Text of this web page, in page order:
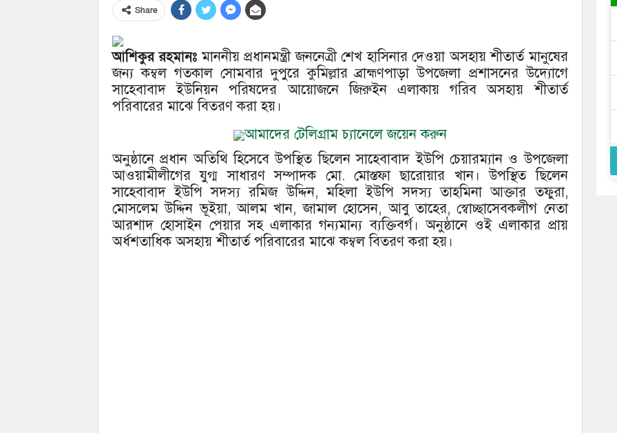
Share
আশিকুর রহমানঃ মাননীয় প্রধানমন্ত্রী জননেত্রী শেখ হাসিনার দেওয়া অসহায় শীতার্ত মানুষের
জন্য কম্বল গতকাল সোমবার দুপুরে কুমিল্লার ব্রাহ্মণপাড়া উপজেলা প্রশাসনের উদ্যোগে
সাহেবাবাদ ইউনিয়ন পরিষদের আয়োজনে জিরুইন এলাকায় গরিব অসহায় শীতার্ত
পরিবারের মাঝে বিতরণ করা হয়।
আমাদের টেলিগ্রাম চ্যানেলে জয়েন করুন
অনুষ্ঠানে প্রধান অতিথি হিসেবে উপস্থিত ছিলেন সাহেবাবাদ ইউপি চেয়ারম্যান ও উপজেলা
আওয়ামীলীগের যুগ্ম সাধারণ সম্পাদক মো. মোস্তফা ছারোয়ার খান। উপস্থিত ছিলেন
সাহেবাবাদ ইউপি সদস্য রমিজ উদ্দিন, মহিলা ইউপি সদস্য তাহমিনা আক্তার তফুরা,
মোসলেম উদ্দিন ভূইয়া, আলম খান, জামাল হোসেন, আবু তাহের, স্বোচ্ছাসেবকলীগ নেতা
আরশাদ হোসাইন পেয়ার সহ এলাকার গন্যমান্য ব্যক্তিবর্গ। অনুষ্ঠানে ওই এলাকার প্রায়
অর্ধশতাধিক অসহায় শীতার্ত পরিবারের মাঝে কম্বল বিতরণ করা হয়।